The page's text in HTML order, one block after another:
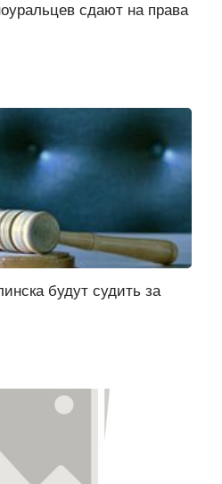
сдают на права
будут судить за